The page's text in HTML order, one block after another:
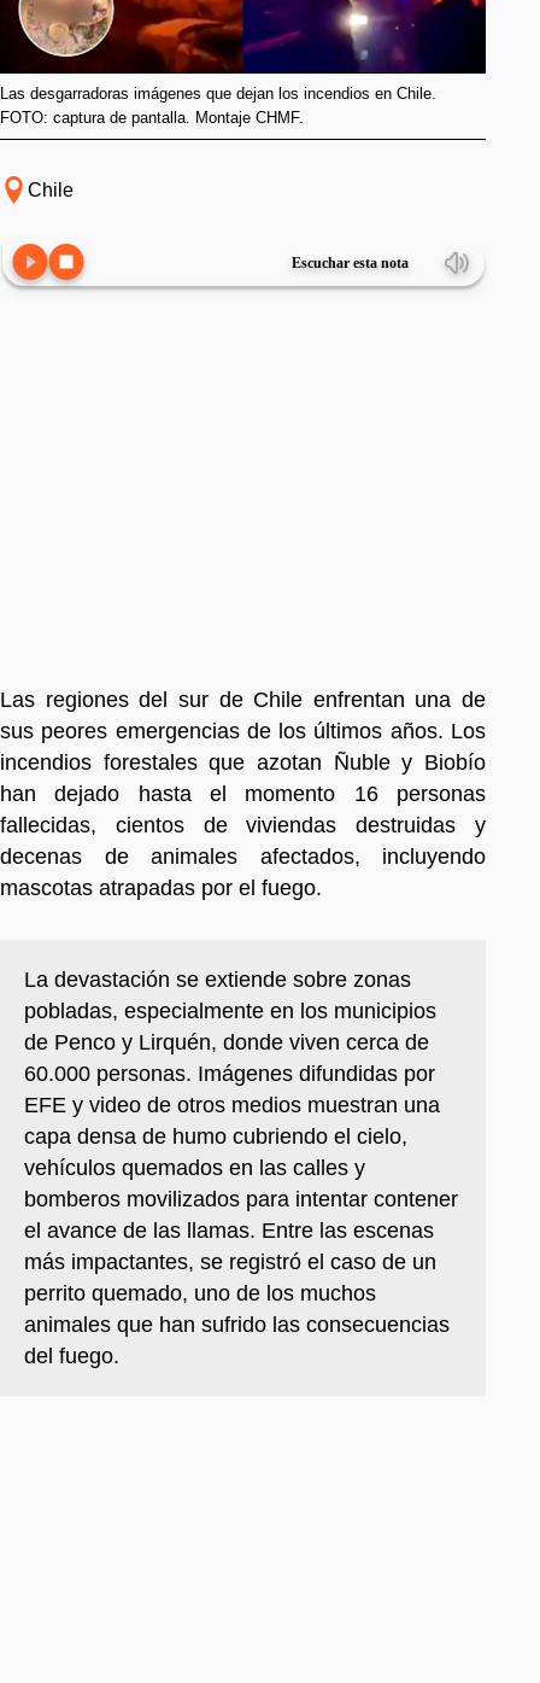
Las desgarradoras imágenes que dejan los incendios en Chile.
FOTO: captura de pantalla. Montaje CHMF.
Chile
Escuchar esta nota
Las regiones del sur de Chile enfrentan una de
sus peores emergencias de los últimos años. Los
incendios forestales que azotan Ñuble y Biobío
han dejado hasta el momento 16 personas
fallecidas, cientos de viviendas destruidas y
decenas de animales afectados, incluyendo
mascotas atrapadas por el fuego.
La devastación se extiende sobre zonas
pobladas, especialmente en los municipios
de Penco y Lirquén, donde viven cerca de
60.000 personas. Imágenes difundidas por
EFE y video de otros medios muestran una
capa densa de humo cubriendo el cielo,
vehículos quemados en las calles y
bomberos movilizados para intentar contener
el avance de las llamas. Entre las escenas
más impactantes, se registró el caso de un
perrito quemado, uno de los muchos
animales que han sufrido las consecuencias
del fuego.